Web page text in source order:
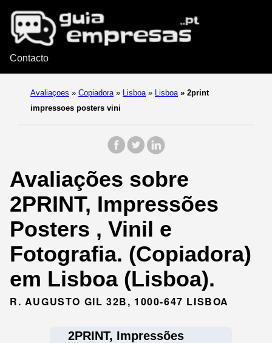
Contacto
Avaliaçoes » Copiadora » Lisboa » Lisboa » 2print
impressoes posters vini
Avaliações sobre
2PRINT, Impressões
Posters , Vinil e
Fotografia. (Copiadora)
em Lisboa (Lisboa).
R. AUGUSTO GIL 32B, 1000-647 LISBOA
2PRINT, Impressões